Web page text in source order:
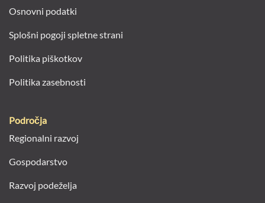
Osnovni podatki
Splošni pogoji spletne strani
Politika piškotkov
Politika zasebnosti
Področja
Regionalni razvoj
Gospodarstvo
Razvoj podeželja